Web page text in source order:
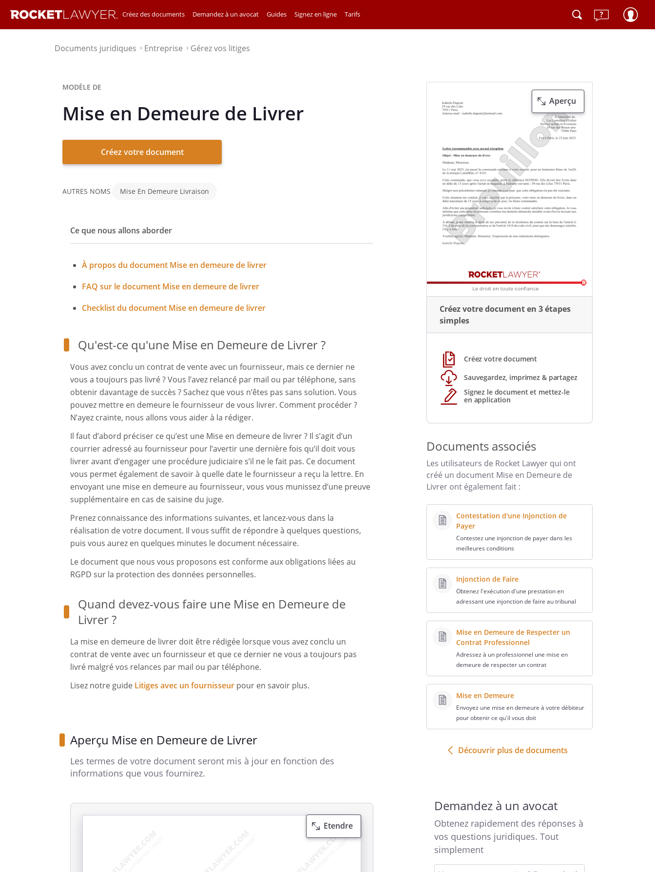
Créez des documents Demandez à un avocat Guides Signez en ligne Tarifs
Documents juridiques⌃ Entreprise⌃ Gérez vos litiges
MODÈLE DE
Mise en Demeure de Livrer
Créez votre document
AUTRES NOMS Mise En Demeure Livraison
Ce que nous allons aborder
À propos du document Mise en demeure de livrer
FAQ sur le document Mise en demeure de livrer
Checklist du document Mise en demeure de livrer
Qu'est-ce qu'une Mise en Demeure de Livrer ?
Vous avez conclu un contrat de vente avec un fournisseur, mais ce dernier ne
vous a toujours pas livré ? Vous l’avez relancé par mail ou par téléphone, sans
obtenir davantage de succès ? Sachez que vous n’êtes pas sans solution. Vous
pouvez mettre en demeure le fournisseur de vous livrer. Comment procéder ?
N’ayez crainte, nous allons vous aider à la rédiger.
Il faut d’abord préciser ce qu’est une Mise en demeure de livrer ? Il s’agit d’un
courrier adressé au fournisseur pour l’avertir une dernière fois qu’il doit vous
livrer avant d’engager une procédure judiciaire s’il ne le fait pas. Ce document
vous permet également de savoir à quelle date le fournisseur a reçu la lettre. En
envoyant une mise en demeure au fournisseur, vous vous munissez d’une preuve
supplémentaire en cas de saisine du juge.
Prenez connaissance des informations suivantes, et lancez-vous dans la
réalisation de votre document. Il vous suffit de répondre à quelques questions,
puis vous aurez en quelques minutes le document nécessaire.
Le document que nous vous proposons est conforme aux obligations liées au
RGPD sur la protection des données personnelles.
Quand devez-vous faire une Mise en Demeure de
Livrer ?
La mise en demeure de livrer doit être rédigée lorsque vous avez conclu un
contrat de vente avec un fournisseur et que ce dernier ne vous a toujours pas
livré malgré vos relances par mail ou par téléphone.
Lisez notre guide Litiges avec un fournisseur pour en savoir plus.
Aperçu Mise en Demeure de Livrer
Les termes de votre document seront mis à jour en fonction des
informations que vous fournirez.
Etendre
Aperçu
Créez votre document en 3 étapes
simples
Créez votre document
Sauvegardez, imprimez & partagez
Signez le document et mettez-le
en application
Documents associés
Les utilisateurs de Rocket Lawyer qui ont
créé un document Mise en Demeure de
Livrer ont également fait :
Contestation d'une Injonction de
Payer
Contestez une injonction de payer dans les
meilleures conditions
Injonction de Faire
Obtenez l'exécution d'une prestation en
adressant une injonction de faire au tribunal
Mise en Demeure de Respecter un
Contrat Professionnel
Adressez à un professionnel une mise en
demeure de respecter un contrat
Mise en Demeure
Envoyez une mise en demeure à votre débiteur
pour obtenir ce qu'il vous doit
Découvrir plus de documents
Demandez à un avocat
Obtenez rapidement des réponses à
vos questions juridiques. Tout
simplement